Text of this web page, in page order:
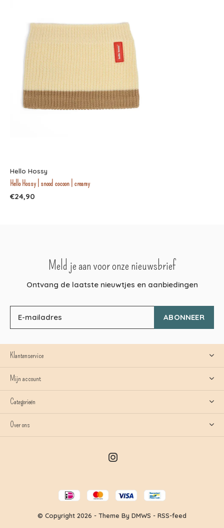
Hello Hossy
Hello Hossy | snood cocoon | creamy
€24,90
Meld je aan voor onze nieuwsbrief
Ontvang de laatste nieuwtjes en aanbiedingen
ABONNEER
Klantenservice
Mijn account
Categorieën
Over ons
© Copyright 2026 - Theme By DMWS - RSS-feed